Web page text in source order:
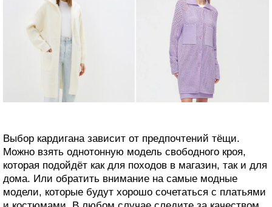
Выбор кардигана зависит от предпочтений тёщи.
Можно взять однотонную модель свободного кроя,
которая подойдёт как для походов в магазин, так и для
дома. Или обратить внимание на самые модные
модели, которые будут хорошо сочетаться с платьями